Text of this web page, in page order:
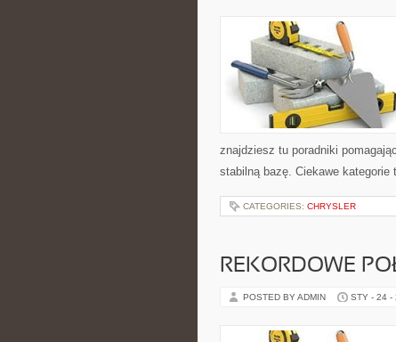
znajdziesz tu poradniki
stabilną bazę. Ciekawe
CATEGORIES: CHRYSLER
REKORDOWE
POSTED BY ADMIN STY - 24 -